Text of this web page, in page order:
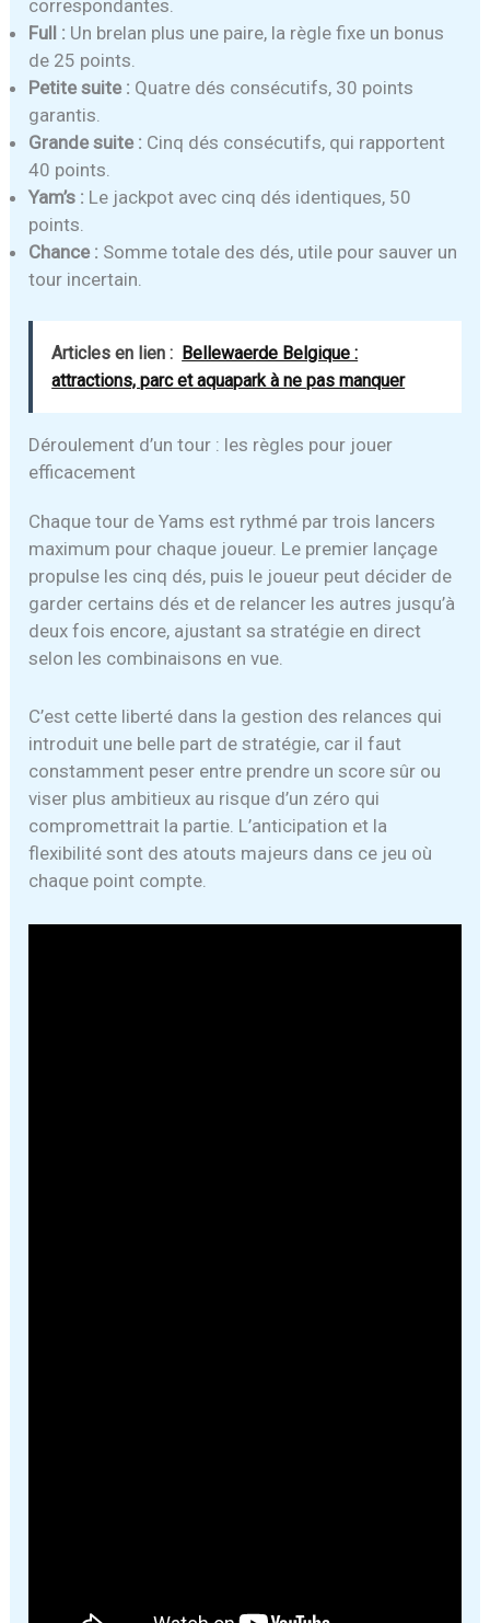
correspondantes.
Full : Un brelan plus une paire, la règle fixe un bonus
de 25 points.
Petite suite : Quatre dés consécutifs, 30 points
garantis.
Grande suite : Cinq dés consécutifs, qui rapportent
40 points.
Yam’s : Le jackpot avec cinq dés identiques, 50
points.
Chance : Somme totale des dés, utile pour sauver un
tour incertain.
Articles en lien : Bellewaerde Belgique :
attractions, parc et aquapark à ne pas manquer
Déroulement d’un tour : les règles pour jouer
efficacement
Chaque tour de Yams est rythmé par trois lancers
maximum pour chaque joueur. Le premier lançage
propulse les cinq dés, puis le joueur peut décider de
garder certains dés et de relancer les autres jusqu’à
deux fois encore, ajustant sa stratégie en direct
selon les combinaisons en vue.
C’est cette liberté dans la gestion des relances qui
introduit une belle part de stratégie, car il faut
constamment peser entre prendre un score sûr ou
viser plus ambitieux au risque d’un zéro qui
compromettrait la partie. L’anticipation et la
flexibilité sont des atouts majeurs dans ce jeu où
chaque point compte.